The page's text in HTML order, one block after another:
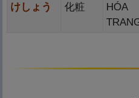
けしょう
化粧
HÓA